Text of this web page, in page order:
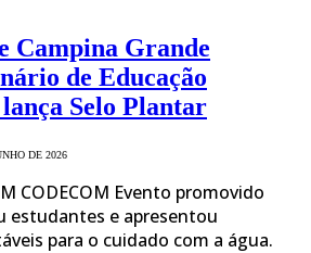
Campina Grande
de Educação
Selo Plantar
DE 2026
CODECOM Evento promovido
estudantes e apresentou
para o cuidado com a água.